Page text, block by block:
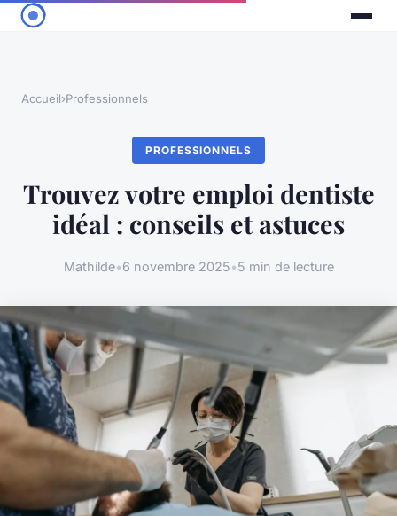
Accueil›Professionnels
PROFESSIONNELS
Trouvez votre emploi dentiste
idéal : conseils et astuces
Mathilde•6 novembre 2025•5 min de lecture